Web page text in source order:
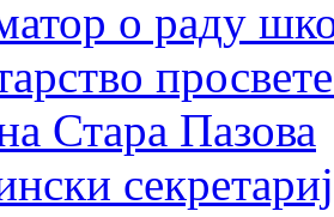
о раду
Стара Пазова